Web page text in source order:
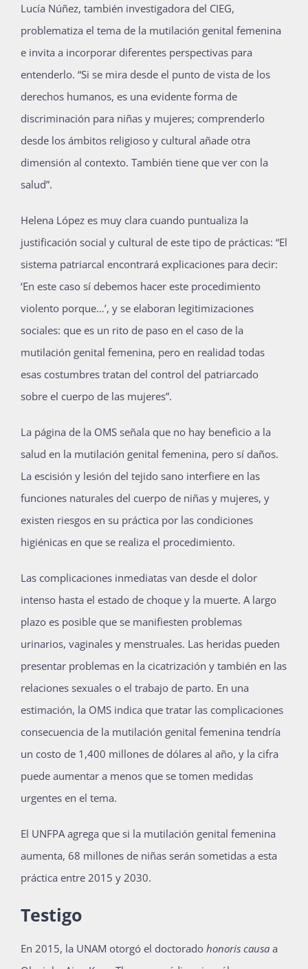
Lucía Núñez, también investigadora del CIEG,
problematiza el tema de la mutilación genital femenina
e invita a incorporar diferentes perspectivas para
entenderlo. “Si se mira desde el punto de vista de los
derechos humanos, es una evidente forma de
discriminación para niñas y mujeres; comprenderlo
desde los ámbitos religioso y cultural añade otra
dimensión al contexto. También tiene que ver con la
salud”.
Helena López es muy clara cuando puntualiza la
justificación social y cultural de este tipo de prácticas: “El
sistema patriarcal encontrará explicaciones para decir:
‘En este caso sí debemos hacer este procedimiento
violento porque…’, y se elaboran legitimizaciones
sociales: que es un rito de paso en el caso de la
mutilación genital femenina, pero en realidad todas
esas costumbres tratan del control del patriarcado
sobre el cuerpo de las mujeres”.
La página de la OMS señala que no hay beneficio a la
salud en la mutilación genital femenina, pero sí daños.
La escisión y lesión del tejido sano interfiere en las
funciones naturales del cuerpo de niñas y mujeres, y
existen riesgos en su práctica por las condiciones
higiénicas en que se realiza el procedimiento.
Las complicaciones inmediatas van desde el dolor
intenso hasta el estado de choque y la muerte. A largo
plazo es posible que se manifiesten problemas
urinarios, vaginales y menstruales. Las heridas pueden
presentar problemas en la cicatrización y también en las
relaciones sexuales o el trabajo de parto. En una
estimación, la OMS indica que tratar las complicaciones
consecuencia de la mutilación genital femenina tendría
un costo de 1,400 millones de dólares al año, y la cifra
puede aumentar a menos que se tomen medidas
urgentes en el tema.
El UNFPA agrega que si la mutilación genital femenina
aumenta, 68 millones de niñas serán sometidas a esta
práctica entre 2015 y 2030.
Testigo
En 2015, la UNAM otorgó el doctorado honoris causa a